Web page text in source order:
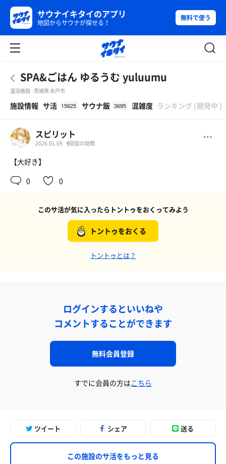
サウナイキタイのアプリ
地図からサウナが探せる！
無料で使う
SPA&ごはん ゆるうむ yuluumu
温浴施設 - 茨城県 水戸市
施設情報 サ活 15625 サウナ飯 3695 混雑度 ランキング (開発中 )
スピリット
2026.01.09 9回目の訪問
【大好き】
0
0
このサ活が気に入ったらトントゥをおくってみよう
トントゥをおくる
トントゥとは？
ログインするといいねや
コメントすることができます
無料会員登録
すでに会員の方はこちら
ツイート シェア 送る
この施設のサ活をもっと見る